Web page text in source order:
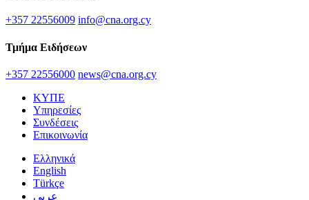
+357 22556009 info@cna.org.cy
Τμήμα Ειδήσεων
+357 22556000 news@cna.org.cy
ΚΥΠΕ
Υπηρεσίες
Συνδέσεις
Επικοινωνία
Ελληνικά
English
Türkçe
عربي